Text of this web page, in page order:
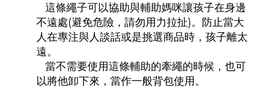
這條繩子可以協助與輔助媽咪讓孩子在身邊
不遠處(避免危險，請勿用力拉扯)。防止當大
人在專注與人談話或是挑選商品時，孩子離太
遠。
當不需要使用這條輔助的牽繩的時候，也可
以將他卸下來，當作一般背包使用。